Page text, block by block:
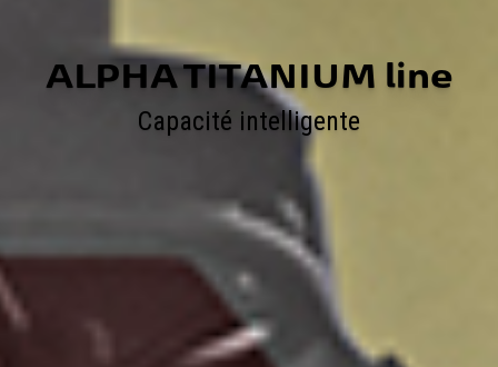
ALPHA TITANIUM line
Capacité intelligente